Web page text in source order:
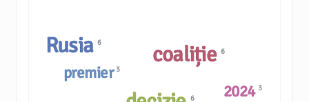
premier3
coaliție6
2024 3
Rusia6
6